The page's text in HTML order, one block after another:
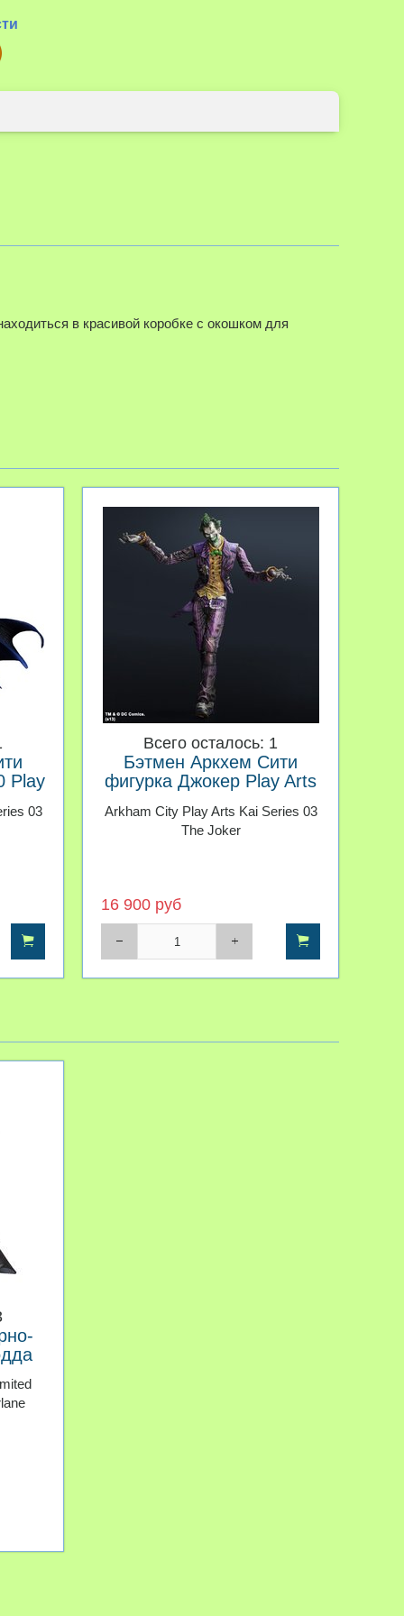
в красивой коробке с окошком для
Play
03
Всего осталось: 1
Бэтмен Аркхем Сити
фигурка Джокер Play Arts
Arkham City Play Arts Kai Series 03
The Joker
16 900 руб